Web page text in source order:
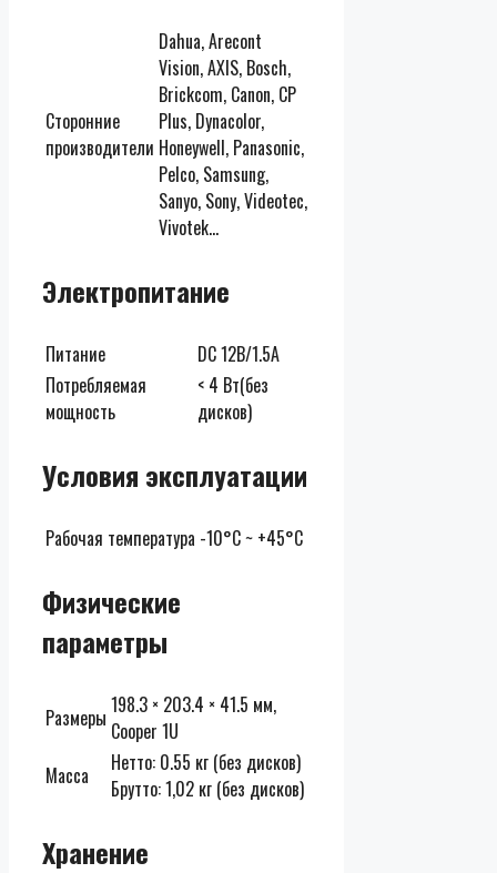
Сторонние
производители
Dahua, Arecont
Vision, AXIS, Bosch,
Brickcom, Canon, CP
Plus, Dynacolor,
Honeywell, Panasonic,
Pelco, Samsung,
Sanyo, Sony, Videotec,
Vivotek…
Электропитание
Питание
DC 12В/1.5A
Потребляемая
мощность
< 4 Вт(без
дисков)
Условия эксплуатации
Рабочая температура -10°C ~ +45°C
Физические
параметры
Размеры 198.3 × 203.4 × 41.5 мм,
Cooper 1U
Масса
Нетто: 0.55 кг (без дисков)
Брутто: 1,02 кг (без дисков)
Хранение